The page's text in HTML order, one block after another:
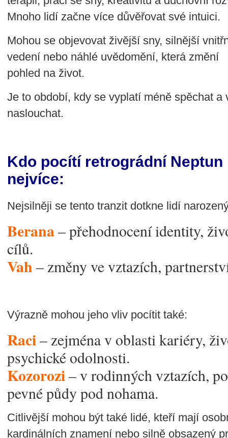
Mnoho lidí začne více důvěřovat své intuici.
Mohou se objevovat živější sny, silnější
vedení nebo náhlé uvědomění, která změní
pohled na život.
Je to období, kdy se vyplatí méně spěchat a
naslouchat.
Kdo pocítí retrográdní Neptun
nejvíce:
Nejsilněji se tento tranzit dotkne lidí
Berana– přehodnocení identity,
cílů.
Vah – změny ve vztazích,
Výrazně mohou jeho vliv pocítit také:
Raci– zejména v oblasti kariéry,
psychické odolnosti.
Kozorozi– v rodinných vztazích,
pevné půdy pod nohama.
Citlivější mohou být také lidé, kteří mají
kardinálních znamení nebo silně obsazený